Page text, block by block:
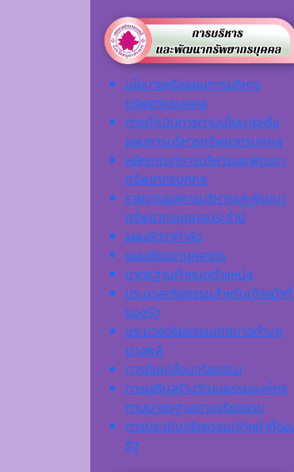
นโยบายหรือแผนการบริหาร
ทรัพยากรบุคคล
การดำเนินการตามนโยบายหรือ
แผนการบริหารทรัพยากรบุคคล
หลักเกณฑ์การบริหารและพัฒนา
ทรัพยากรบุคคล
รายงานผลการบริหารและพัฒนา
ทรัพยากรบุคคลประจำปี
แผนอัตรากำลัง
แผนพัฒนาบุคลากร
มาตรฐานกำหนดตำแหน่ง
ประมวลจริยธรรมสำหรับเจ้าหน้าที่
ของรัฐ
ประมวลจริยธรรมเทศบาลตำบล
บางพลี
การขับเคลื่อนจริยธรรม
การเสริมสร้างวัฒนธรรมองค์กร
ตามมาตรฐานทางจริยธรรม
การประเมินจริยธรรมเจ้าหน้าที่ขอ
รัฐ